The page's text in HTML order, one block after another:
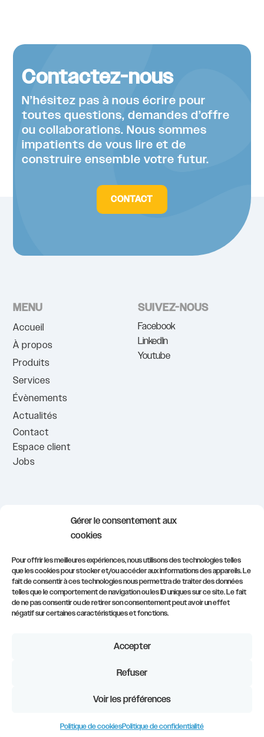
Gérer le consentement aux
cookies
Pour offrir les meilleures expériences, nous utilisons des technologies telles
que les cookies pour stocker et/ou accéder aux informations des appareils. Le
fait de consentir à ces technologies nous permettra de traiter des données
telles que le comportement de navigation ou les ID uniques sur ce site. Le fait
de ne pas consentir ou de retirer son consentement peut avoir un effet
négatif sur certaines caractéristiques et fonctions.
Accepter
Refuser
Voir les préférences
Politique de cookiesPolitique de confidentialité
Contactez-nous
N’hésitez pas à nous écrire pour
toutes questions, demandes d’offre
ou collaborations. Nous sommes
impatients de vous lire et de
construire ensemble votre futur.
CONTACT
MENU
Accueil
À propos
Produits
Services
Évènements
Actualités
Contact
Espace client
Jobs
SUIVEZ-NOUS
Facebook
LinkedIn
Youtube
info@civadis.be
demonstrations@civadis.be
081/554.511
S’inscrire à notre newsletter
Politique de confidentialité